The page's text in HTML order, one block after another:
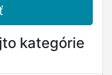
kategórie